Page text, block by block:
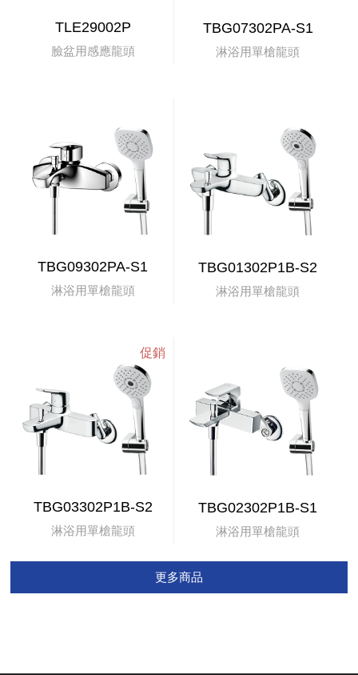
TLE29002P
臉盆用感應龍頭
TBG07302PA-S1
淋浴用單槍龍頭
TBG09302PA-S1
淋浴用單槍龍頭
TBG01302P1B-S2
淋浴用單槍龍頭
TBG03302P1B-S2
淋浴用單槍龍頭
TBG02302P1B-S1
淋浴用單槍龍頭
更多商品